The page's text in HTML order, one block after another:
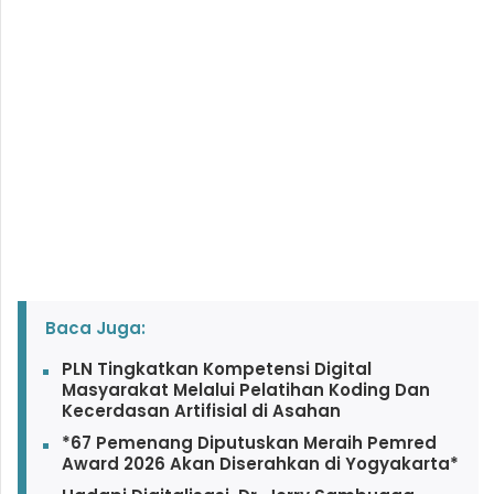
Baca Juga:
PLN Tingkatkan Kompetensi Digital
Masyarakat Melalui Pelatihan Koding Dan
Kecerdasan Artifisial di Asahan
*67 Pemenang Diputuskan Meraih Pemred
Award 2026 Akan Diserahkan di Yogyakarta*